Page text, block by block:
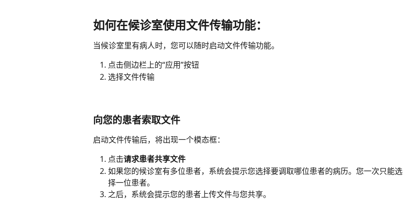
如何在候诊室使用文件传输功能：
当候诊室里有病人时，您可以随时启动文件传输功能。
点击侧边栏上的“应用”按钮
选择文件传输
向您的患者索取文件
启动文件传输后，将出现一个模态框：
点击请求患者共享文件
如果您的候诊室有多位患者，系统会提示您选择要调取哪位患者的病历。您一次只能选
择一位患者。
之后，系统会提示您的患者上传文件与您共享。